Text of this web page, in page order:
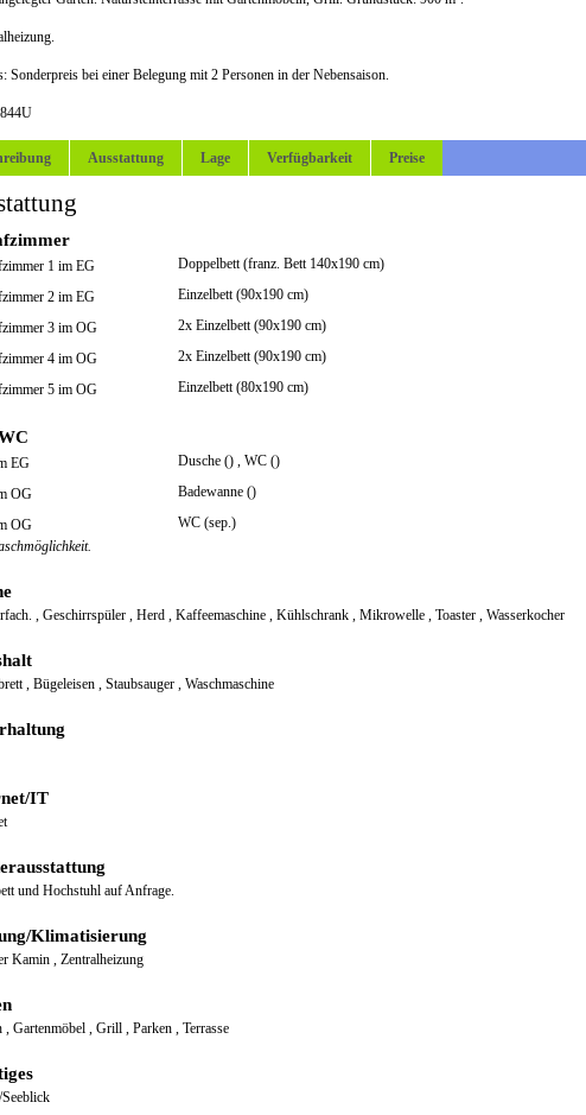
Sonderpreis bei einer Belegung mit 2 Personen in der Nebensaison.
Ausstattung Lage Verfügbarkeit Preise
Doppelbett (franz. Bett 140x190 cm)
1 im EG
Einzelbett (90x190 cm)
2 im EG
2x Einzelbett (90x190 cm)
3 im OG
2x Einzelbett (90x190 cm)
4 im OG
Einzelbett (80x190 cm)
5 im OG
Dusche () , WC ()
EG
Badewanne ()
OG
WC (sep.)
OG
, Geschirrspüler , Herd , Kaffeemaschine , Kühlschrank , Mikrowelle , Toaster , Wasserkocher
, Bügeleisen , Staubsauger , Waschmaschine
IT
und Hochstuhl auf Anfrage.
Klimatisierung
Kamin , Zentralheizung
, Gartenmöbel , Grill , Parken , Terrasse